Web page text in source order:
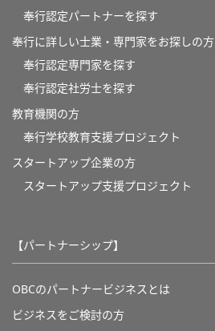
奉行認定パートナーを探す
奉行に詳しい士業・専門家をお探しの方
奉行認定専門家を探す
奉行認定社労士を探す
教育機関の方
奉⾏学校教育⽀援プロジェクト
スタートアップ企業の方
スタートアップ支援プロジェクト
【パートナーシップ】
OBCのパートナービジネスとは
ビジネスをご検討の方